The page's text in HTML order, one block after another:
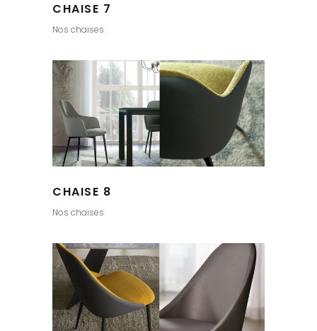
CHAISE 7
Nos chaises
CHAISE 8
Nos chaises